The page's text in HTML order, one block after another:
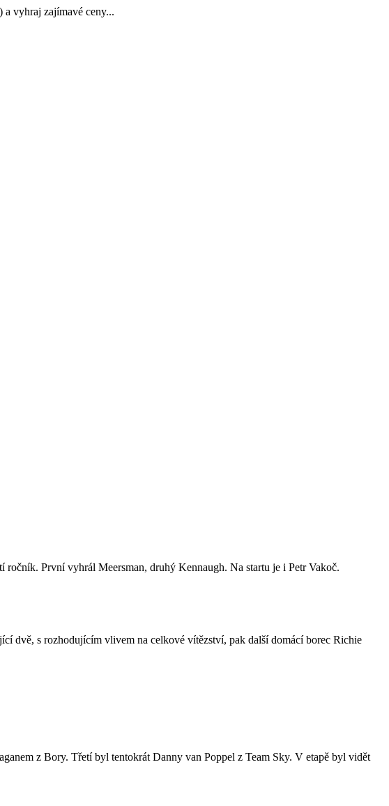
vyhraj zajímavé ceny...
První vyhrál Meersman, druhý Kennaugh. Na startu je i Petr Vakoč.
dvě, s rozhodujícím vlivem na celkové vítězství, pak další domácí borec Richie
z Bory. Třetí byl tentokrát Danny van Poppel z Team Sky. V etapě byl vidět